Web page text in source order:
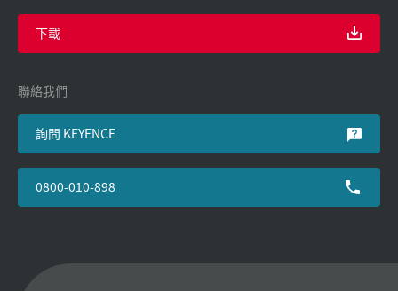
下載
聯絡我們
詢問 KEYENCE
0800-010-898